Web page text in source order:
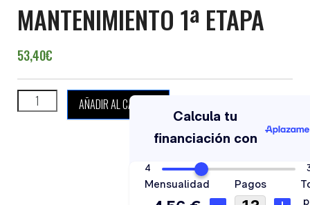
MANTENIMIENTO 1ª ETAPA
53,40€
ATOMIC AQUATICS KIT MANTENIMIENTO 1ª ETAPA cantidad
AÑADIR AL CARRITO